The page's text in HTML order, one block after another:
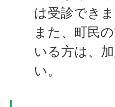
は受診でき
また、町民
いる方は、
い。